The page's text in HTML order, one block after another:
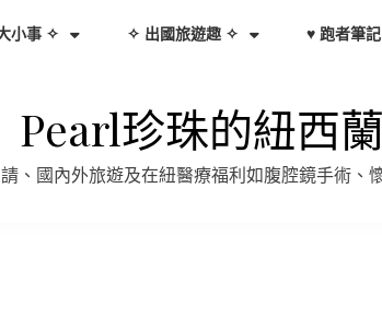
小事 ✧ ✧ 出國旅遊趣 ✧ ♥ 跑者筆
Pearl珍珠的紐西
、國內外旅遊及在紐醫療福利如腹腔鏡手術、